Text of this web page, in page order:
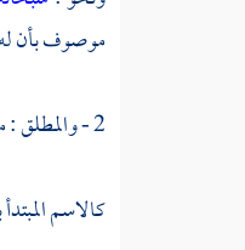
موصوف بأن له
2 - والمطلق : ما يحسن الابتداء بما بعده :
كالاسم